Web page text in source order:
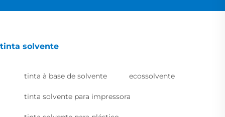
tinta solvente
tinta à base de solvente ecossolvente
tinta solvente para impressora